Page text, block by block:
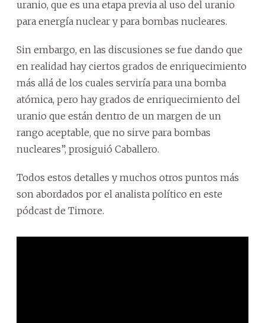
uranio, que es una etapa previa al uso del uranio
para energía nuclear y para bombas nucleares.
Sin embargo, en las discusiones se fue dando que
en realidad hay ciertos grados de enriquecimiento
más allá de los cuales serviría para una bomba
atómica, pero hay grados de enriquecimiento del
uranio que están dentro de un margen de un
rango aceptable, que no sirve para bombas
nucleares”, prosiguió Caballero.
Todos estos detalles y muchos otros puntos más
son abordados por el analista político en este
pódcast de Timore.